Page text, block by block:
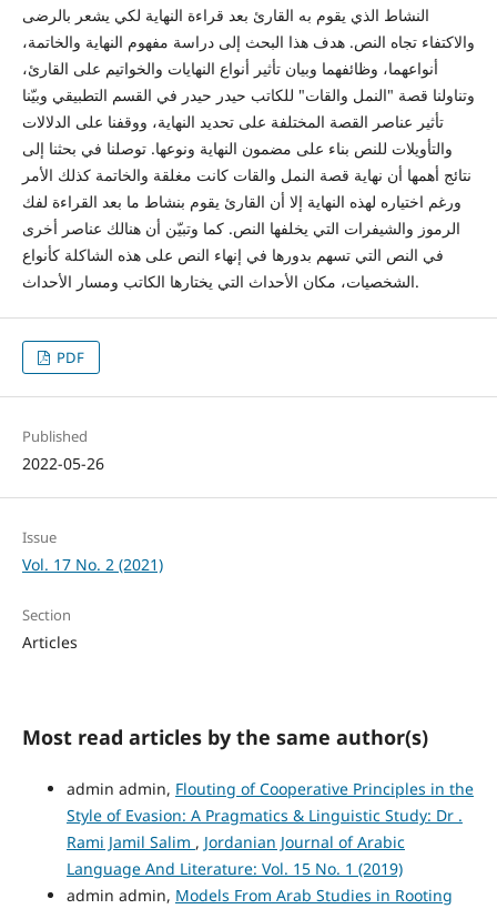
النشاط الذي يقوم به القارئ بعد قراءة النهاية لكي يشعر بالرضى
والاكتفاء تجاه النص. هدف هذا البحث إلى دراسة مفهوم النهاية والخاتمة،
أنواعهما، وظائفهما وبيان تأثير أنواع النهايات والخواتيم على القارئ،
وتناولنا قصة "النمل والقات" للكاتب حيدر حيدر في القسم التطبيقي وبيّنا
تأثير عناصر القصة المختلفة على تحديد النهاية، ووقفنا على الدلالات
والتأويلات للنص بناء على مضمون النهاية ونوعها. توصلنا في بحثنا إلى
نتائج أهمها أن نهاية قصة النمل والقات كانت مغلقة والخاتمة كذلك الأمر
ورغم اختياره لهذه النهاية إلا أن القارئ يقوم بنشاط ما بعد القراءة لفك
الرموز والشيفرات التي يخلفها النص. كما وتبيّن أن هنالك عناصر أخرى
في النص التي تسهم بدورها في إنهاء النص على هذه الشاكلة كأنواع
الشخصيات، مكان الأحداث التي يختارها الكاتب ومسار الأحداث.
PDF
Published
2022-05-26
Issue
Vol. 17 No. 2 (2021)
Section
Articles
Most read articles by the same author(s)
admin admin, Flouting of Cooperative Principles in the
Style of Evasion: A Pragmatics & Linguistic Study: Dr .
Rami Jamil Salim , Jordanian Journal of Arabic
Language And Literature: Vol. 15 No. 1 (2019)
admin admin, Models From Arab Studies in Rooting